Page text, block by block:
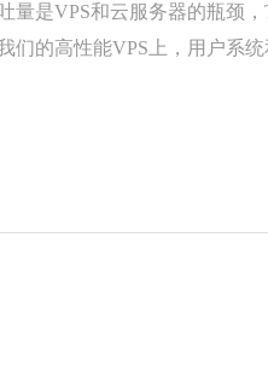
量是VPS和云服务器的瓶颈
们的高性能VPS上，用户系统